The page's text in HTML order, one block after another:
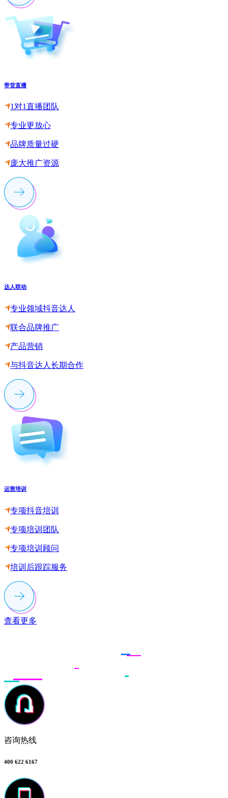
带货直播
1对1直播团队
专业更放心
品牌质量过硬
庞大推广资源
达人联动
专业领域抖音达人
联合品牌推广
产品营销
与抖音达人长期合作
运营培训
专项抖音培训
专项培训团队
专项培训顾问
培训后跟踪服务
查看更多
咨询热线
400 622 6167